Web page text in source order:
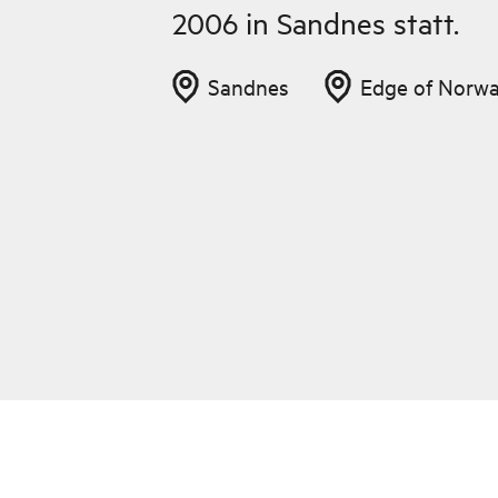
2006 in Sandnes statt.
Sandnes Edge of